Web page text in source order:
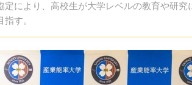
定により、高校生が大学レベルの教育や研
す。